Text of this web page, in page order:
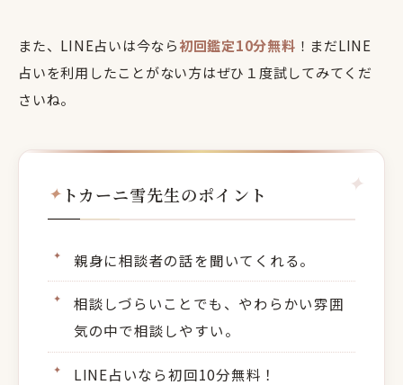
また、LINE占いは今なら初回鑑定10分無料 ！まだLINE
占いを利用したことがない方はぜひ１度試してみてくだ
さいね。
トカーニ雪先生のポイント
親身に相談者の話を聞いてくれる。
相談しづらいことでも、やわらかい雰囲
気の中で相談しやすい。
LINE占いなら初回10分無料！